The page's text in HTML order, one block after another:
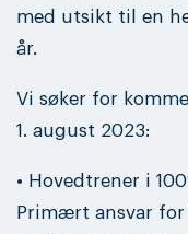
med utsikt til en
år.
Vi søker for
1. august 2023:
• Hovedtrener i
Primært ansvar